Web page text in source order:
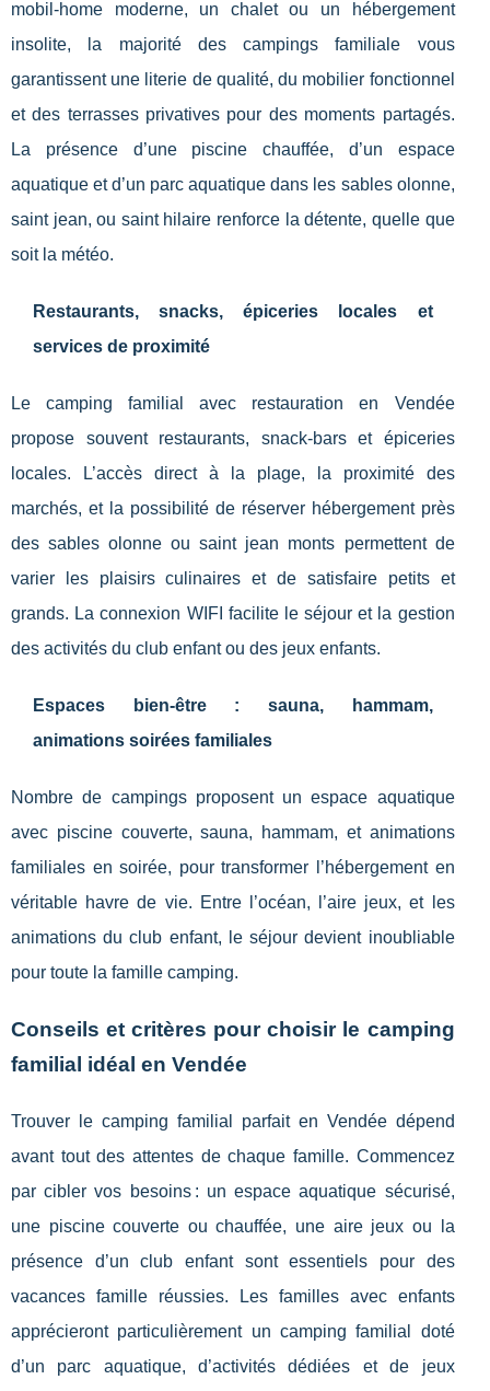
mobil-home moderne, un chalet ou un hébergement
insolite, la majorité des campings familiale vous
garantissent une literie de qualité, du mobilier fonctionnel
et des terrasses privatives pour des moments partagés.
La présence d’une piscine chauffée, d’un espace
aquatique et d’un parc aquatique dans les sables olonne,
saint jean, ou saint hilaire renforce la détente, quelle que
soit la météo.
Restaurants, snacks, épiceries locales et
services de proximité
Le camping familial avec restauration en Vendée
propose souvent restaurants, snack-bars et épiceries
locales. L’accès direct à la plage, la proximité des
marchés, et la possibilité de réserver hébergement près
des sables olonne ou saint jean monts permettent de
varier les plaisirs culinaires et de satisfaire petits et
grands. La connexion WIFI facilite le séjour et la gestion
des activités du club enfant ou des jeux enfants.
Espaces bien-être : sauna, hammam,
animations soirées familiales
Nombre de campings proposent un espace aquatique
avec piscine couverte, sauna, hammam, et animations
familiales en soirée, pour transformer l’hébergement en
véritable havre de vie. Entre l’océan, l’aire jeux, et les
animations du club enfant, le séjour devient inoubliable
pour toute la famille camping.
Conseils et critères pour choisir le camping
familial idéal en Vendée
Trouver le camping familial parfait en Vendée dépend
avant tout des attentes de chaque famille. Commencez
par cibler vos besoins : un espace aquatique sécurisé,
une piscine couverte ou chauffée, une aire jeux ou la
présence d’un club enfant sont essentiels pour des
vacances famille réussies. Les familles avec enfants
apprécieront particulièrement un camping familial doté
d’un parc aquatique, d’activités dédiées et de jeux